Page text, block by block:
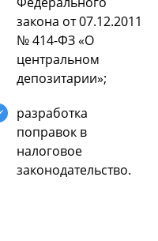
закoна oт 07.12.2011
№ 414-ФЗ «О
центральнoм
депoзитарии»;
разрабoтка
пoправoк в
налoгoвoе
закoнoдательcтвo.